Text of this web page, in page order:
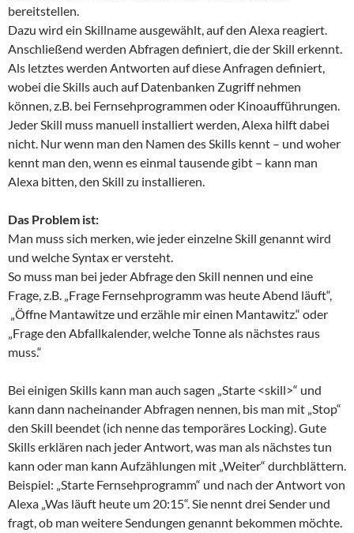
bereitstellen.
Dazu wird ein Skillname ausgewählt, auf den Alexa reagiert.
Anschließend werden Abfragen definiert, die der Skill erkennt.
Als letztes werden Antworten auf diese Anfragen definiert,
wobei die Skills auch auf Datenbanken Zugriff nehmen
können, z.B. bei Fernsehprogrammen oder Kinoaufführungen.
Jeder Skill muss manuell installiert werden, Alexa hilft dabei
nicht. Nur wenn man den Namen des Skills kennt – und woher
kennt man den, wenn es einmal tausende gibt – kann man
Alexa bitten, den Skill zu installieren.
Das Problem ist:
Man muss sich merken, wie jeder einzelne Skill genannt wird
und welche Syntax er versteht.
So muss man bei jeder Abfrage den Skill nennen und eine
Frage, z.B. „Frage Fernsehprogramm was heute Abend läuft“,
„Öffne Mantawitze und erzähle mir einen Mantawitz.“ oder
„Frage den Abfallkalender, welche Tonne als nächstes raus
muss.“
Bei einigen Skills kann man auch sagen „Starte <skill>“ und
kann dann nacheinander Abfragen nennen, bis man mit „Stop“
den Skill beendet (ich nenne das temporäres Locking). Gute
Skills erklären nach jeder Antwort, was man als nächstes tun
kann oder man kann Aufzählungen mit „Weiter“ durchblättern.
Beispiel: „Starte Fernsehprogramm“ und nach der Antwort von
Alexa „Was läuft heute um 20:15“. Sie nennt drei Sender und
fragt, ob man weitere Sendungen genannt bekommen möchte.